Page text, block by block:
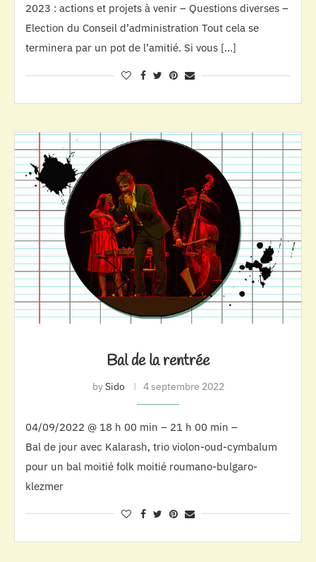
2023 : actions et projets à venir – Questions diverses –
Election du Conseil d’administration Tout cela se
terminera par un pot de l’amitié. Si vous […]
Bal de la rentrée
bySido 4 septembre 2022
04/09/2022 @ 18 h 00 min – 21 h 00 min –
Bal de jour avec Kalarash, trio violon-oud-cymbalum
pour un bal moitié folk moitié roumano-bulgaro-
klezmer